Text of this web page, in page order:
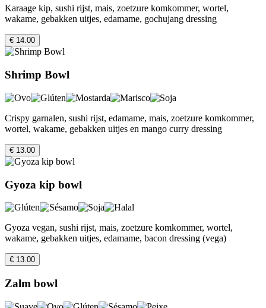
Karaage kip, sushi rijst, mais, zoetzure komkommer, wortel,
wakame, gebakken uitjes, edamame, gochujang dressing
€ 14.00
Shrimp Bowl
Crispy garnalen, sushi rijst, edamame, mais, zoetzure komkommer,
wortel, wakame, gebakken uitjes en mango curry dressing
€ 13.00
Gyoza kip bowl
Gyoza vegan, sushi rijst, mais, zoetzure komkommer, wortel,
wakame, gebakken uitjes, edamame, bacon dressing (vega)
€ 13.00
Zalm bowl